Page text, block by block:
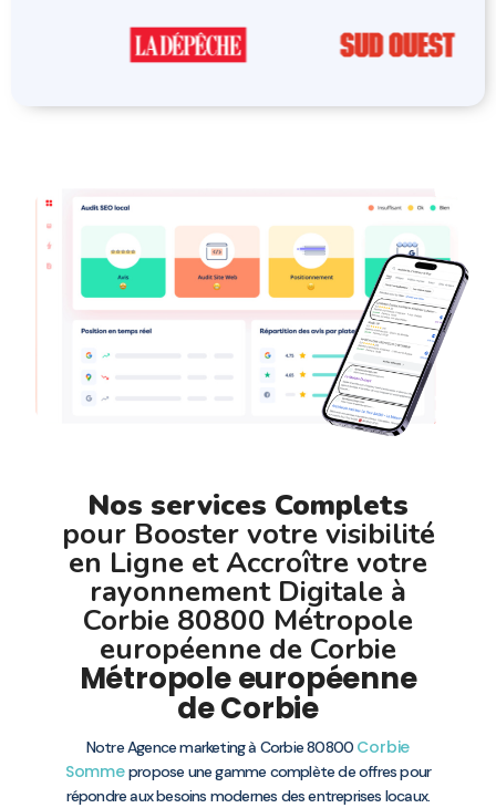
Nos services Complets
pour Booster votre visibilité
en Ligne et Accroître votre
rayonnement Digitale à
Corbie 80800 Métropole
européenne de Corbie
Métropole européenne
de Corbie
Notre Agence marketing à Corbie 80800 Corbie
Sommepropose une gamme complète de offres pour
répondre aux besoins modernes des entreprises locaux.